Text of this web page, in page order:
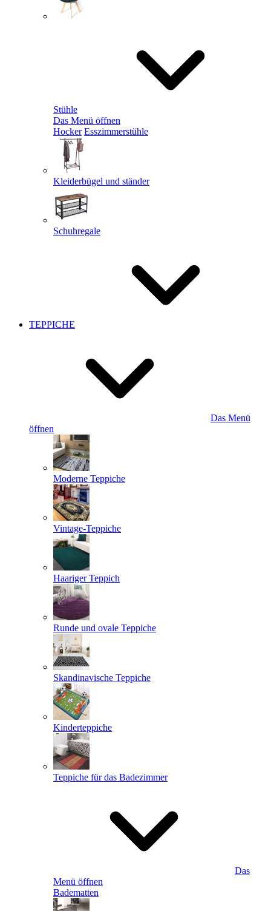
Stühle
Das Menü öffnen
Hocker Esszimmerstühle
Kleiderbügel und ständer
Schuhregale
TEPPICHE
Das Menü
öffnen
Moderne Teppiche
Vintage-Teppiche
Haariger Teppich
Runde und ovale Teppiche
Skandinavische Teppiche
Kinderteppiche
Teppiche für das Badezimmer
Das
Menü öffnen
Badematten